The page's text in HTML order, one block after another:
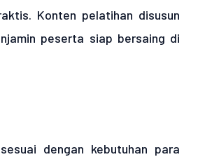
Konten pelatihan disusun
peserta siap bersaing di
dengan kebutuhan para